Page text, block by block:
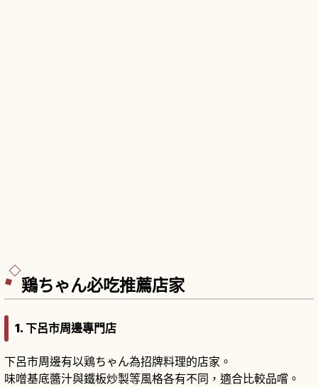
鶏ちゃん必吃推薦店家
1. 下呂市周邊專門店
下呂市周邊有以鶏ちゃん為招牌料理的店家。
味噌基底醬汁與鐵板炒製等風格各有不同，適合比較品嚐。